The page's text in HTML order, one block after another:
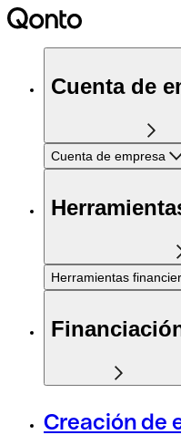
Cuenta de
Cuenta de empresa
Herramientas
Creación de